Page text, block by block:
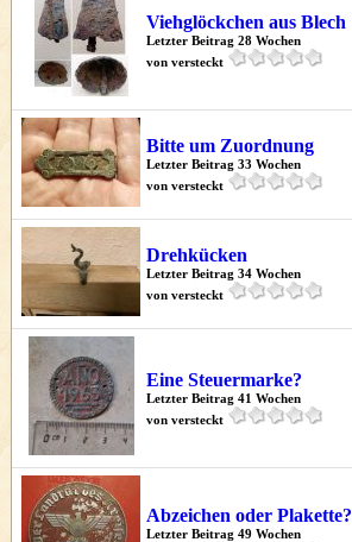
Viehglöckchen aus Blech
Letzter Beitrag 28 Wochen
von versteckt
Bitte um Zuordnung
Letzter Beitrag 33 Wochen
von versteckt
Drehkücken
Letzter Beitrag 34 Wochen
von versteckt
Eine Steuermarke?
Letzter Beitrag 41 Wochen
von versteckt
Abzeichen oder Plakette?
Letzter Beitrag 49 Wochen